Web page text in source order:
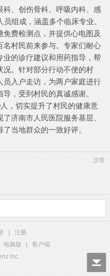
科、创伤骨科、呼吸内科、感
组成，涵盖多个临床专业。
费检测点，并提供心电图及
名村民前来参与。专家们耐心
业的诊疗建议和用药指导，帮
况。针对部分行动不便的村
员入户走访，为两户家庭进行
，受到村民的真诚感谢。
，切实提升了村民的健康意
济南市人民医院服务基层、
当地群众的一致好评。
沙发
注册
电脑版
客户端
Inc.